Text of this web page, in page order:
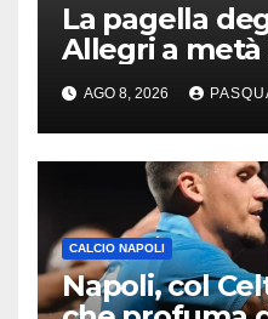
La pagella
Allegri a metà
AGO 8, 2026
CALCIO NAPOLI
Napoli, col